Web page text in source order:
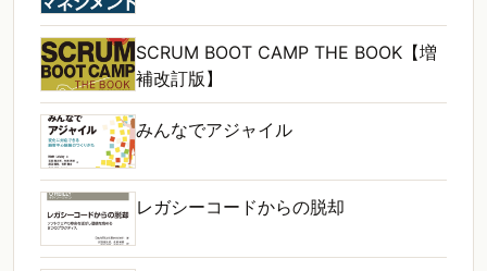
SCRUM BOOT CAMP THE BOOK【増
補改訂版】
みんなでアジャイル
レガシーコードからの脱却